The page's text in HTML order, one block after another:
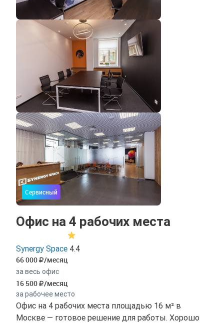
Сервисный
Офис на 4 рабочих места
Synergy Space 4.4
66 000 /месяц
за весь офис
16 500 /месяц
за рабочее место
Офис на 4 рабочих места площадью 16 м² в
Москве — готовое решение для работы. Хорошо